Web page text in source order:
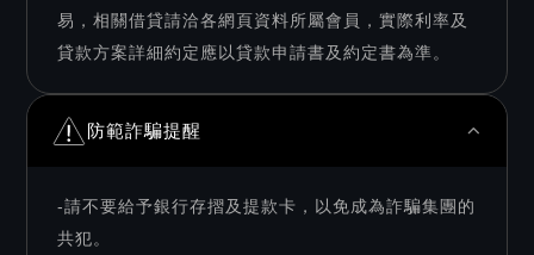
易，相關借貸請洽各網頁資料所屬會員，實際利率及
貸款方案詳細約定應以貸款申請書及約定書為準。
防範詐騙提醒
-請不要給予銀行存摺及提款卡，以免成為詐騙集團的
共犯。